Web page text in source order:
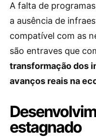
A falta de
a ausência de
compatível com as
são entraves que
transformação dos
avanços reais na
estagnado